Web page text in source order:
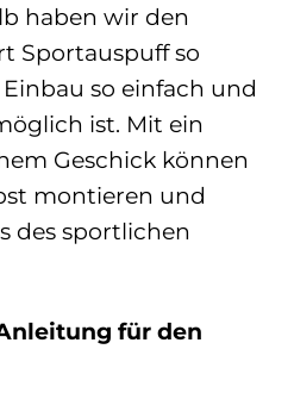
haben wir den
Sportauspuff so
so einfach und
ist. Mit ein
Geschick können
montieren und
des sportlichen
für den